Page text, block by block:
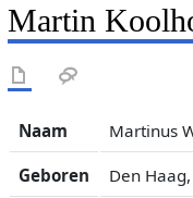
Martin
Naam Martinus
Geboren Den